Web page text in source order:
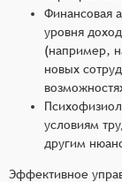
Финансовая
уровня
(например,
новых
условиям
другим
Эффективное